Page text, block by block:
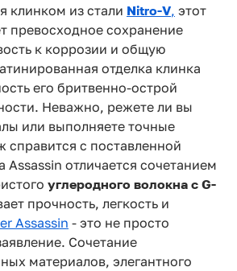
клинком из стали Nitro-V, этот
превосходное сохранение
к коррозии и общую
отделка клинка
его бритвенно-острой
Неважно, режете ли вы
или выполняете точные
справится с поставленной
Assassin отличается сочетанием
углеродного волокна с G-
прочность, легкость и
Assassin - это не просто
Сочетание
материалов, элегантного